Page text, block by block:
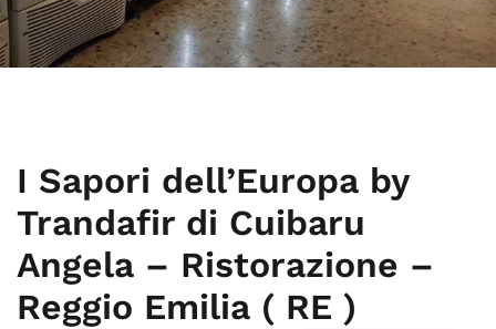
I Sapori dell’Europa by
Trandafir di Cuibaru
Angela – Ristorazione –
Reggio Emilia ( RE )